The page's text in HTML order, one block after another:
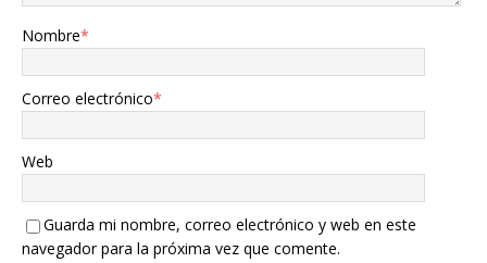
Nombre*
Correo electrónico*
Web
Guarda mi nombre, correo electrónico y web en este
navegador para la próxima vez que comente.